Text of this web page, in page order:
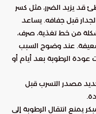
قد يزيد الضرر، مثل كسر
قبل جفافه. يساعد
من خط تغذية، صرف،
عند وضوح السبب
عودة الرطوبة بعد أيام أو
مصدر التسرب قبل
يمنع انتقال الرطوبة إلى